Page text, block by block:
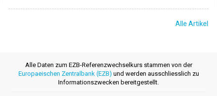
Alle Artikel
Alle Daten zum EZB-Referenzwechselkurs stammen von der
Europaeischen Zentralbank (EZB) und werden ausschliesslich zu
Informationszwecken bereitgestellt.